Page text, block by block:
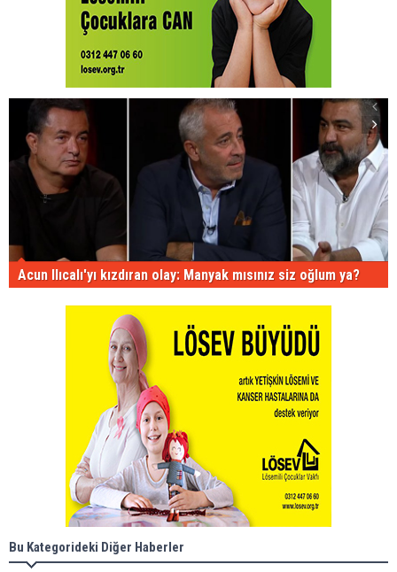
Acun Ilıcalı'yı kızdıran olay: Manyak mısınız siz oğlum ya?
Bu Kategorideki Diğer Haberler